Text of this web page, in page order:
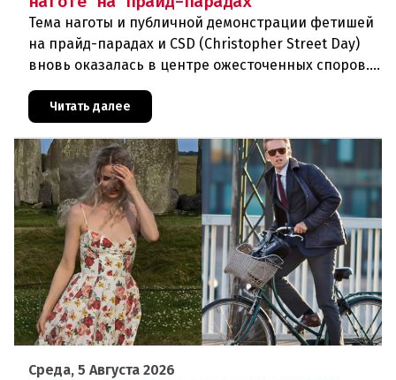
Тема наготы и публичной демонстрации фетишей
на прайд-парадах и CSD (Christopher Street Day)
вновь оказалась в центре ожесточенных споров.
То, что для многих представителей ЛГБТК+
является выражением
Читать далее
Среда, 5 Августа 2026